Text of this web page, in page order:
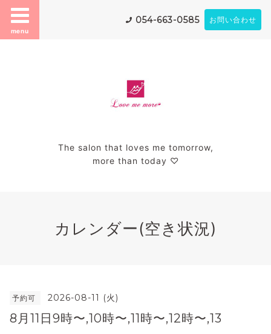
menu
054-663-0585 お問い合わせ
The salon that loves me tomorrow,
more than today ♡
カレンダー(空き状況)
予約可 2026-08-11 (火)
8月11日9時〜,10時〜,11時〜,12時〜,13